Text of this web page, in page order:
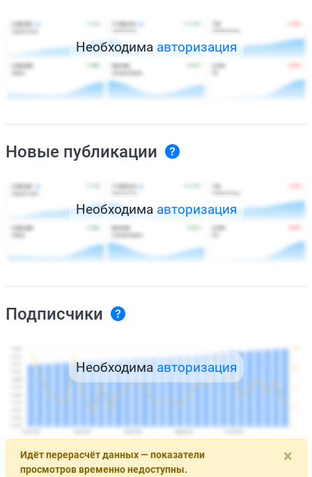
Необходима авторизация
Новые публикации
Необходима авторизация
Подписчики
Необходима авторизация
×
Идёт перерасчёт данных — показатели
просмотров временно недоступны.